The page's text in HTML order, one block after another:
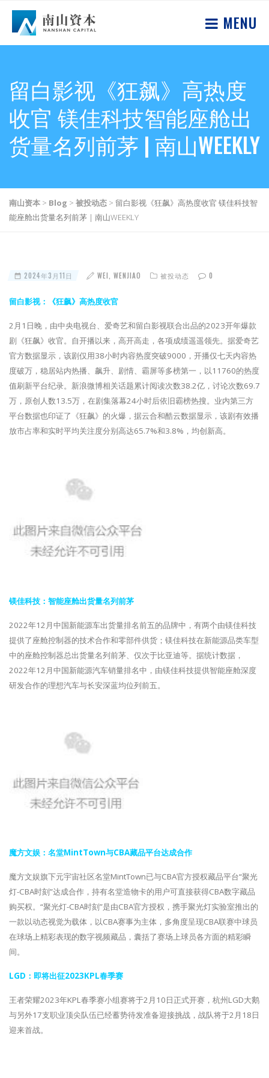
MENU
留白影视《狂飙》高热度
收官 镁佳科技智能座舱出
货量名列前茅 | 南山WEEKLY
南山资本 > Blog > 被投动态 > 留白影视《狂飙》高热度收官 镁佳科技智
能座舱出货量名列前茅 | 南山WEEKLY
2024年3月11日 WEI, WENJIAO 被投动态 0
留白影视：《狂飙》高热度收官
2月1日晚，由中央电视台、爱奇艺和留白影视联合出品的2023开年爆款
剧《狂飙》收官。自开播以来，高开高走，各项成绩遥遥领先。据爱奇艺
官方数据显示，该剧仅用38小时内容热度突破9000，开播仅七天内容热
度破万，稳居站内热播、飙升、剧情、霸屏等多榜第一，以11760的热度
值刷新平台纪录。新浪微博相关话题累计阅读次数38.2亿，讨论次数69.7
万，原创人数13.5万，在剧集落幕24小时后依旧霸榜热搜。业内第三方
平台数据也印证了《狂飙》的火爆，据云合和酷云数据显示，该剧有效播
放市占率和实时平均关注度分别高达65.7%和3.8%，均创新高。
镁佳科技：智能座舱出货量名列前茅
2022年12月中国新能源车出货量排名前五的品牌中，有两个由镁佳科技
提供了座舱控制器的技术合作和零部件供货；镁佳科技在新能源品类车型
中的座舱控制器总出货量名列前茅、仅次于比亚迪等。据统计数据，
2022年12月中国新能源汽车销量排名中，由镁佳科技提供智能座舱深度
研发合作的理想汽车与长安深蓝均位列前五。
魔方文娱：名堂MintTown与CBA藏品平台达成合作
魔方文娱旗下元宇宙社区名堂MintTown已与CBA官方授权藏品平台“聚光
灯-CBA时刻”达成合作，持有名堂造物卡的用户可直接获得CBA数字藏品
购买权。“聚光灯-CBA时刻”是由CBA官方授权，携手聚光灯实验室推出的
一款以动态视觉为载体，以CBA赛事为主体，多角度呈现CBA联赛中球员
在球场上精彩表现的数字视频藏品，囊括了赛场上球员各方面的精彩瞬
间。
LGD：即将出征2023KPL春季赛
王者荣耀2023年KPL春季赛小组赛将于2月10日正式开赛，杭州LGD大鹅
与另外17支职业顶尖队伍已经蓄势待发准备迎接挑战，战队将于2月18日
迎来首战。